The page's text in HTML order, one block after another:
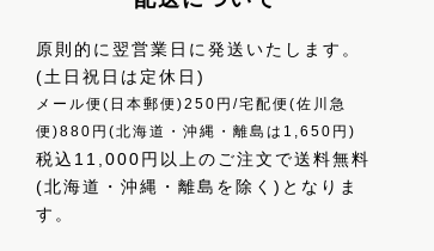
原則的に翌営業日に発送いたします。
(土日祝日は定休日)
メール便(日本郵便)250円/宅配便(佐川急
便)880円(北海道・沖縄・離島は1,650円)
税込11,000円以上のご注文で送料無料
(北海道・沖縄・離島を除く)となりま
す。